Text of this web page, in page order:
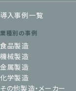
導入事例一覧
業種別の事例
食品製造
機械製造
金属製造
化学製造
その他製造・メーカー